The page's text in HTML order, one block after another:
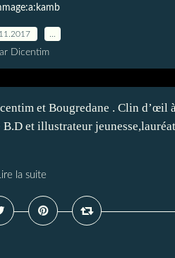
Dicentim
et Bougredane . Clin d’œil
et illustrateur
la suite